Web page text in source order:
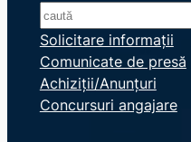
S
e
a
r
c
Solicitare informații
Comunicate de presă
Achiziții/Anunțuri
Concursuri angajare